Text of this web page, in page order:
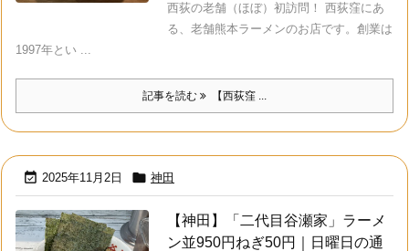
西荻の老舗（ほぼ）初訪問！ 西荻窪にあ
る、老舗熊本ラーメンのお店です。創業は
1997年とい ...
記事を読む 【西荻窪 ...
 2025年11月2日  神田
【神田】「二代目谷瀬家」ラーメ
ン並950円ねぎ50円｜日曜日の通